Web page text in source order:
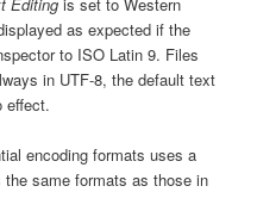
as expected if the
to ISO Latin 9. Files
in UTF-8, the default text
effect.
encoding formats uses a
same formats as those in